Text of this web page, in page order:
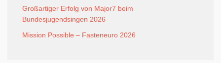
Großartiger Erfolg von Major7 beim
Bundesjugendsingen 2026
Mission Possible – Fasteneuro 2026